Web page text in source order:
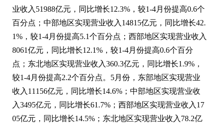
业收入51988亿元，同比增长12.3%，较1-4月份提高0.6个
百分点；中部地区实现营业收入14815亿元，同比增长42.
1%，较1-4月份提高5.1个百分点；西部地区实现营业收入
8061亿元，同比增长12.1%，较1-4月份提高0.6个百分
点；东北地区实现营业收入360.3亿元，同比增长1.9%，
较1-4月份提高2.2个百分点。5月份，东部地区实现营业
收入11156亿元，同比增长14.6%；中部地区实现营业收
入3495亿元，同比增长61.7%；西部地区实现营业收入17
05亿元，同比增长14.5%；东北地区实现营业收入78.2亿